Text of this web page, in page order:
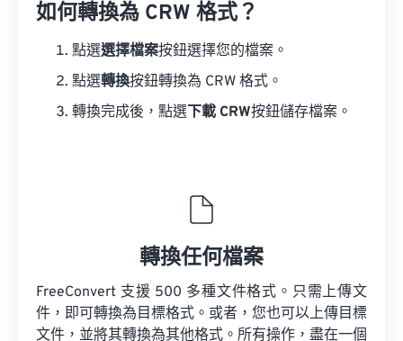
如何轉換為 CRW 格式？
點選選擇檔案按鈕選擇您的檔案。
點選轉換按鈕轉換為 CRW 格式。
轉換完成後，點選 下載 CRW按鈕儲存檔案。
轉換任何檔案
FreeConvert 支援 500 多種文件格式。只需上傳文
件，即可轉換為目標格式。或者，您也可以上傳目標
文件，並將其轉換為其他格式。所有操作，盡在一個